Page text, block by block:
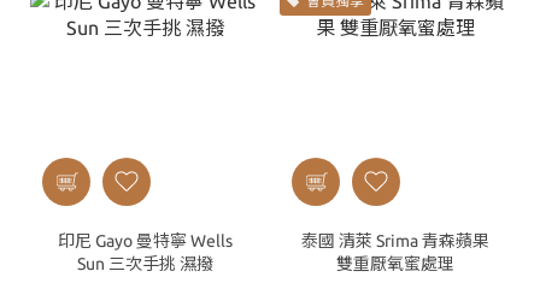
印尼 Gayo 曼特寧 Wells
Sun 三次手挑 濕撥
泰國 清萊 Srima 青森蘋果
雙重厭氧蜜處理